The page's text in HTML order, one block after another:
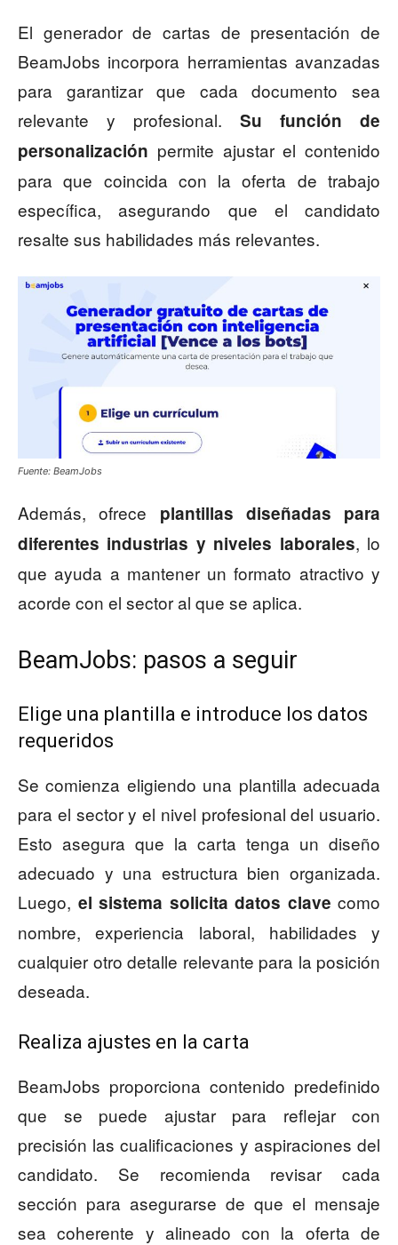
El generador de cartas de presentación de
BeamJobs incorpora herramientas avanzadas
para garantizar que cada documento sea
relevante y profesional. Su función de
personalización permite ajustar el contenido
para que coincida con la oferta de trabajo
específica, asegurando que el candidato
resalte sus habilidades más relevantes.
Fuente: BeamJobs
Además, ofrece plantillas diseñadas para
diferentes industrias y niveles laborales, lo
que ayuda a mantener un formato atractivo y
acorde con el sector al que se aplica.
BeamJobs: pasos a seguir
Elige una plantilla e introduce los datos
requeridos
Se comienza eligiendo una plantilla adecuada
para el sector y el nivel profesional del usuario.
Esto asegura que la carta tenga un diseño
adecuado y una estructura bien organizada.
Luego, el sistema solicita datos clave como
nombre, experiencia laboral, habilidades y
cualquier otro detalle relevante para la posición
deseada.
Realiza ajustes en la carta
BeamJobs proporciona contenido predefinido
que se puede ajustar para reflejar con
precisión las cualificaciones y aspiraciones del
candidato. Se recomienda revisar cada
sección para asegurarse de que el mensaje
sea coherente y alineado con la oferta de